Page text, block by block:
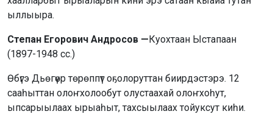
ыллыыра.
Степан Егорович Андросов —Куохтаан Ыстапаан
(1897-1948 сс.)
Өбүгэ Дьөгүөр төрөппүт оҕолоруттан биирдэстэрэ. 12
сааһыттан олоҥхолообут олустаахай олоҥхоһут,
ыпсарыылаах ырыаһыт, тахсыылаах тойуксут киһи.